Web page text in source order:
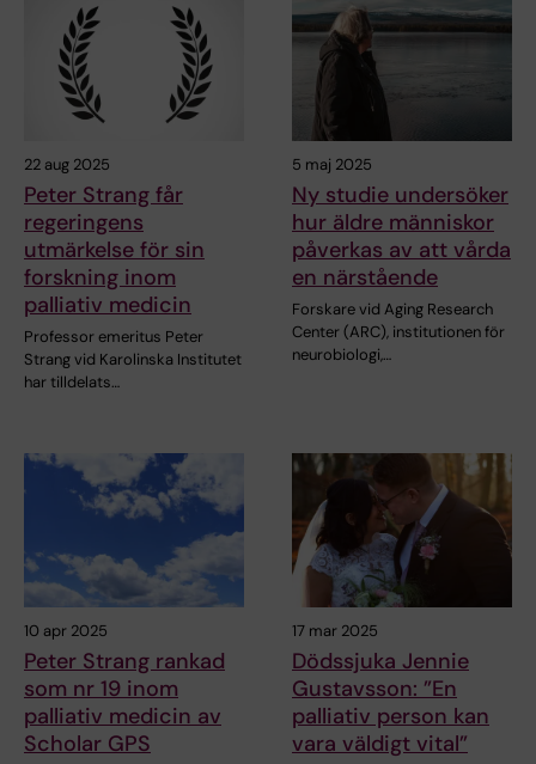
22 aug 2025
Peter Strang får
regeringens
utmärkelse för sin
forskning inom
palliativ medicin
Professor emeritus Peter
Strang vid Karolinska Institutet
har tilldelats…
5 maj 2025
Ny studie undersöker
hur äldre människor
påverkas av att vårda
en närstående
Forskare vid Aging Research
Center (ARC), institutionen för
neurobiologi,…
10 apr 2025
Peter Strang rankad
som nr 19 inom
palliativ medicin av
Scholar GPS
17 mar 2025
Dödssjuka Jennie
Gustavsson: ”En
palliativ person kan
vara väldigt vital”